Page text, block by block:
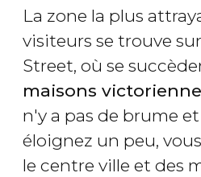
La zone la plus
visiteurs se trouve
Street, où se
maisons
n'y a pas de brume
éloignez un peu,
le centre ville et des